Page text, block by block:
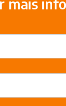
mais